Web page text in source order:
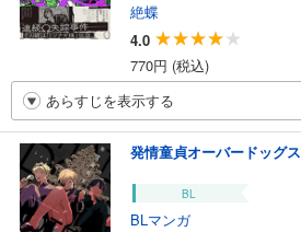
絶蝶
4.0
770円 (税込)
あらすじを表示する
発情童貞オーバードッグス
BL
BLマンガ